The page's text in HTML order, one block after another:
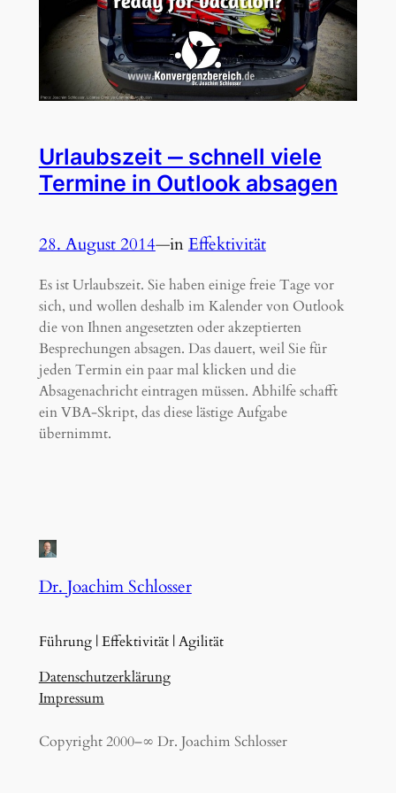
Urlaubszeit ‒ schnell viele
Termine in Outlook absagen
28. August 2014—inEffektivität
Es ist Urlaubszeit. Sie haben einige freie Tage vor
sich, und wollen deshalb im Kalender von Outlook
die von Ihnen angesetzten oder akzeptierten
Besprechungen absagen. Das dauert, weil Sie für
jeden Termin ein paar mal klicken und die
Absagenachricht eintragen müssen. Abhilfe schafft
ein VBA-Skript, das diese lästige Aufgabe
übernimmt.
Dr. Joachim Schlosser
Führung | Effektivität | Agilität
Datenschutzerklärung
Impressum
Copyright 2000–∞ Dr. Joachim Schlosser